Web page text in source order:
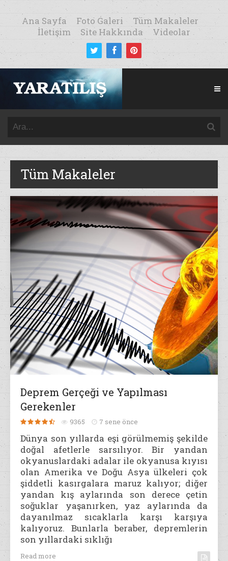
Ana Sayfa Foto Galeri
Tüm Makaleler
İletişim
Site Hakkında Videolar
Tüm Makaleler
Deprem Gerçeği ve Yapılması
Gerekenler
9365 7 sene önce
Dünya son yıllarda eşi görülmemiş şekilde
doğal afetlerle sarsılıyor. Bir yandan
okyanuslardaki adalar ile okyanusa kıyısı
olan Amerika ve Doğu Asya ülkeleri çok
şiddetli kasırgalara maruz kalıyor; diğer
yandan kış aylarında son derece çetin
soğuklar yaşanırken, yaz aylarında da
dayanılmaz sıcaklarla karşı karşıya
kalıyoruz. Bunlarla beraber, depremlerin
son yıllardaki sıklığı
Read more